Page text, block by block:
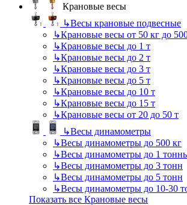
Крановые весы
↳Весы крановые подвесные
↳Крановые весы от 50 кг до
↳Крановые весы до 1 т
↳Крановые весы до 2 т
↳Крановые весы до 3 т
↳Крановые весы до 5 т
↳Крановые весы до 10 т
↳Крановые весы до 15 т
↳Крановые весы от 20 до 50 т
↳Весы динамометры
↳Весы динамометры до 500 кг
↳Весы динамометры до 1
↳Весы динамометры до 3 тонн
↳Весы динамометры до 5 тонн
↳Весы динамометры до 10-30
Показать все Крановые весы